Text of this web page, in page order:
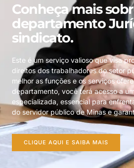
Conheça mais
departamento
sindicato.
Este é um serviço valioso que visa
direitos dos trabalhadores do setor
melhor as funções e os serviços
departamento, você terá acesso a
especializada, essencial para
do servidor público de Minas e
CLIQUE AQUI E SAIBA MAIS